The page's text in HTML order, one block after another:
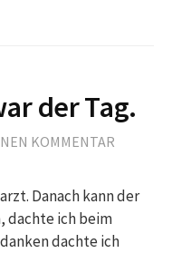
der Tag.
KOMMENTAR
Danach kann der
dachte ich beim
dachte ich